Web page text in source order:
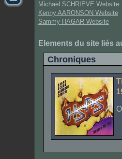
Michael SCHRIEVE Website
Kenny AARONSON Website
Sammy HAGAR Website
Elements du site liés
Chroniques